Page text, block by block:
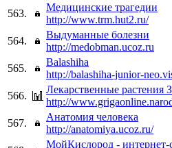
563.
Медицинские трагедии
http://www.trm.hut2.ru/
564.
Выдуманные болезни
http://medobman.ucoz.ru
565.
Balashiha
http://balashiha-junior-
566.
Лекарственные растения
http://
567.
Анатомия человека
http://anatomiya.ucoz.ru/
МойКислород - интернет-